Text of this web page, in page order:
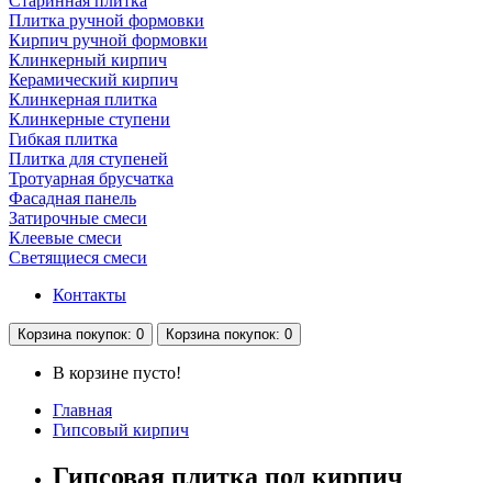
Плитка ручной формовки
Кирпич ручной формовки
Клинкерный кирпич
Керамический кирпич
Клинкерная плитка
Клинкерные ступени
Гибкая плитка
Плитка для ступеней
Тротуарная брусчатка
Фасадная панель
Затирочные смеси
Клеевые смеси
Светящиеся смеси
Контакты
Корзина покупок: 0 Корзина покупок: 0
В корзине пусто!
Главная
Гипсовый кирпич
Гипсовая плитка под кирпич